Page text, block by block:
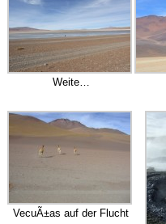
Weite…
VecuÃ±as auf der Flucht